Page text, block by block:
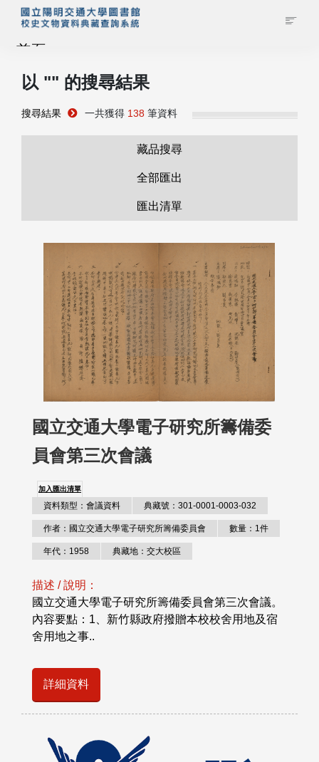
首頁
藏品查詢
以 "" 的搜尋結果
搜尋結果 一共獲得 138 筆資料
藏品搜尋
全部匯出
匯出清單
國立交通大學電子研究所籌備委
員會第三次會議
加入匯出清單
資料類型：會議資料 典藏號：301-0001-0003-032
作者：國立交通大學電子研究所籌備委員會 數量：1件
年代：1958 典藏地：交大校區
描述 / 說明：
國立交通大學電子研究所籌備委員會第三次會議。
內容要點：1、新竹縣政府撥贈本校校舍用地及宿
舍用地之事..
詳細資料